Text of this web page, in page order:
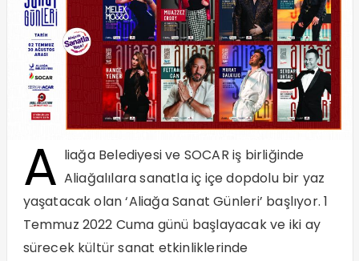
A liağa Belediyesi ve SOCAR iş birliğinde
Aliağalılara sanatla iç içe dopdolu bir yaz
yaşatacak olan ‘Aliağa Sanat Günleri’ başlıyor. 1
Temmuz 2022 Cuma günü başlayacak ve iki ay
sürecek kültür sanat etkinliklerinde